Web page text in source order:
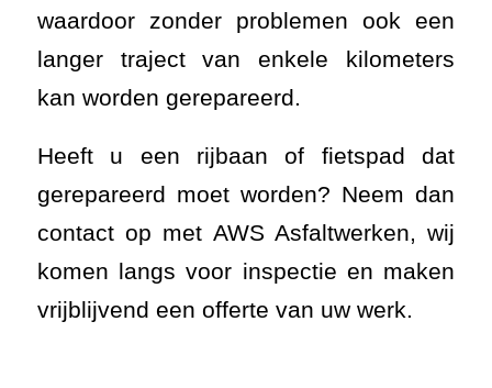
waardoor zonder problemen ook een
langer traject van enkele kilometers
kan worden gerepareerd.
Heeft u een rijbaan of fietspad dat
gerepareerd moet worden? Neem dan
contact op met AWS Asfaltwerken, wij
komen langs voor inspectie en maken
vrijblijvend een offerte van uw werk.